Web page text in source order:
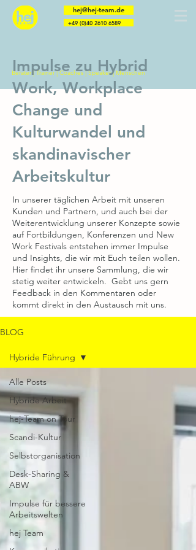
hej@hej-team.de
+49 (0)40 2610 6589
Berater | Trainer | Coaches | Speaker | Menschen
Impulse zu Hybrid
Work, Workplace
Change und
Kulturwandel und
skandinavischer
Arbeitskultur
In unserer täglichen Arbeit mit unseren
Kunden und Partnern, und auch bei der
Weiterentwicklung unserer Konzepte sowie
auf Fortbildungen, Konferenzen und New
Work Festivals entstehen immer Impulse
und Insights, die wir mit Euch teilen wollen.
Hier findet ihr unsere Sammlung, die wir
stetig weiter entwickeln. Gebt uns gern
Feedback in den Kommentaren oder
kommt direkt in den Austausch mit uns.
BLOG
Alle Posts
Hybride Arbeit
hej-Team on Tour
Scandi-Kultur
Selbstorganisation
Desk-Sharing &
ABW
Impulse für bessere
Arbeitswelten
hej Team
Hybride Führung